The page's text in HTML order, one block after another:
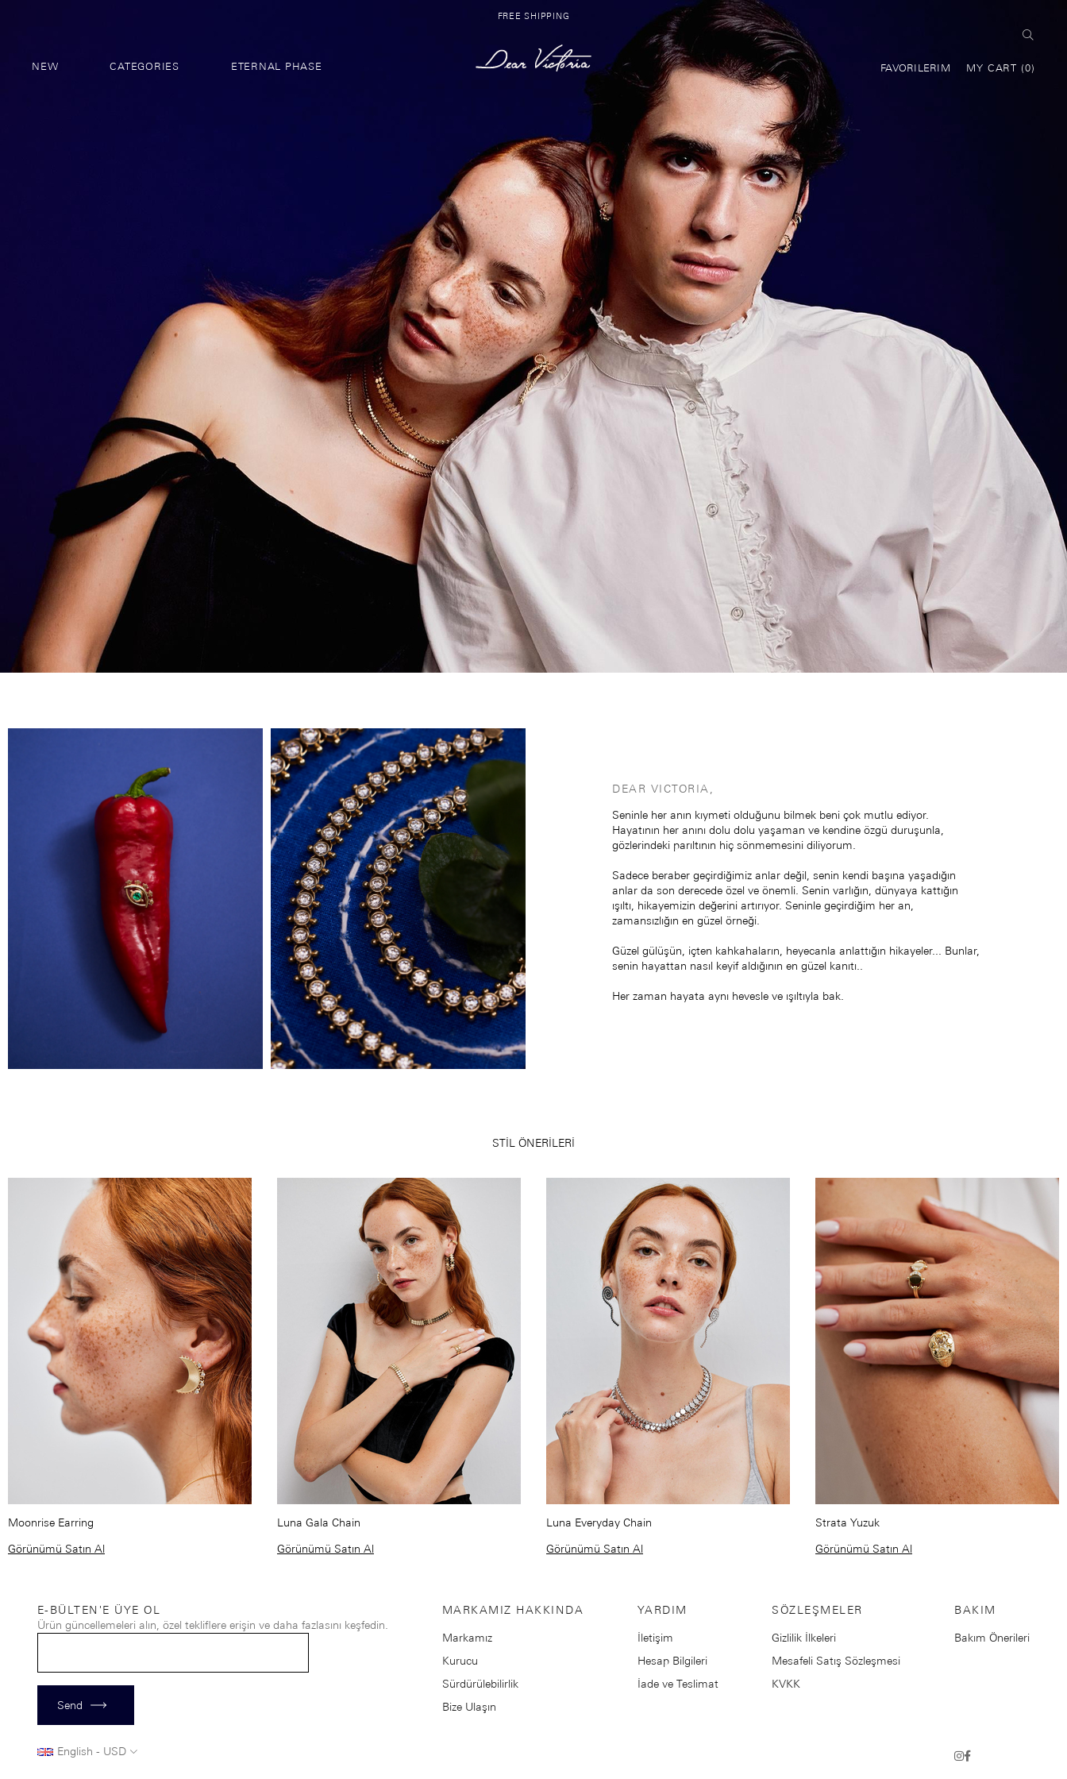
FREE SHIPPING
NEW CATEGORIES ETERNAL PHASE MY CART 0
FAVORILERIM
DEAR VICTORIA,
Seninle her anın kıymeti olduğunu bilmek beni çok mutlu ediyor.
Hayatının her anını dolu dolu yaşaman ve kendine özgü duruşunla,
gözlerindeki parıltının hiç sönmemesini diliyorum.
Sadece beraber geçirdiğimiz anlar değil, senin kendi başına yaşadığın
anlar da son derecede özel ve önemli. Senin varlığın, dünyaya kattığın
ışıltı, hikayemizin değerini artırıyor. Seninle geçirdiğim her an,
zamansızlığın en güzel örneği.
Güzel gülüşün, içten kahkahaların, heyecanla anlattığın hikayeler... Bunlar,
senin hayattan nasıl keyif aldığının en güzel kanıtı..
Her zaman hayata aynı hevesle ve ışıltıyla bak.
STİL ÖNERİLERİ
Moonrise Earring
Görünümü Satın Al
Luna Gala Chain
Görünümü Satın Al
Luna Everyday Chain
Görünümü Satın Al
Strata Yuzuk
Görünümü Satın Al
E-BÜLTEN'E ÜYE OL
Ürün güncellemeleri alın, özel tekliflere erişin ve daha fazlasını keşfedin.
Send
English - USD
MARKAMIZ HAKKINDA
Markamız
Kurucu
Sürdürülebilirlik
Bize Ulaşın
YARDIM
İletişim
Hesap Bilgileri
İade ve Teslimat
SÖZLEŞMELER
Gizlilik İlkeleri
Mesafeli Satış Sözleşmesi
KVKK
BAKIM
Bakım Önerileri